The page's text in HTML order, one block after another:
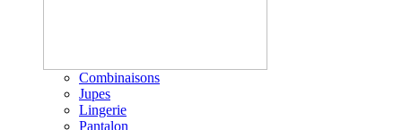
Combinaisons
Jupes
Lingerie
Pantalon